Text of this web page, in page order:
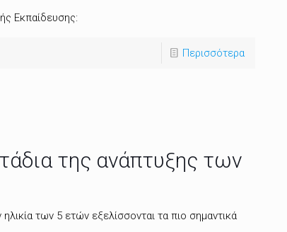
Εκπαίδευσης:
Περισσότερα
της ανάπτυξης των
των 5 ετών εξελίσσονται τα πιο σημαντικά